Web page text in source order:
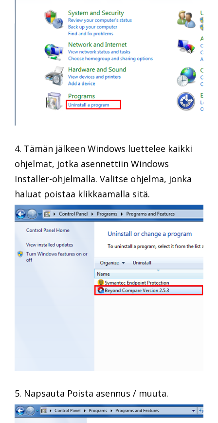
4. Tämän jälkeen Windows luettelee kaikki
ohjelmat, jotka asennettiin Windows
Installer-ohjelmalla. Valitse ohjelma, jonka
haluat poistaa klikkaamalla sitä.
5. Napsauta Poista asennus / muuta.